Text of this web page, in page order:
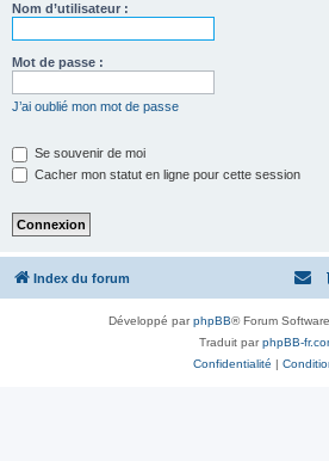
Nom d’utilisateur :
Mot de passe :
J’ai oublié mon mot de passe
Se souvenir de moi
Cacher mon statut en ligne pour cette session
Index du forum
Développé parphpBB® Forum
Traduit parphpBB-
Confidentialité |